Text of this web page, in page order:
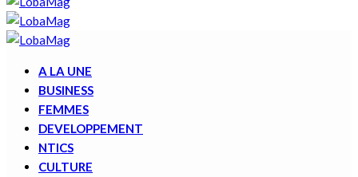
A LA UNE
BUSINESS
FEMMES
DEVELOPPEMENT
NTICS
CULTURE